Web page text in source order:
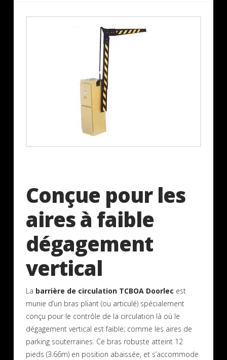
Conçue pour les
aires à faible
dégagement
vertical
La barrière de circulation TCBOA Doorlec est
munie d’un bras pliant (ou articulé) spécialement
conçu pour le contrôle de la circulation là où le
dégagement vertical est faible; comme les aires de
parking souterraines. Ce bras robuste atteint 12
pieds (3.66m) en position abaissée, et s’accommode